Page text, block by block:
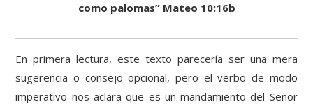
como palomas” Mateo 10:16b
En primera lectura, este texto parecería ser una mera
sugerencia o consejo opcional, pero el verbo de modo
imperativo nos aclara que es un mandamiento del Señor